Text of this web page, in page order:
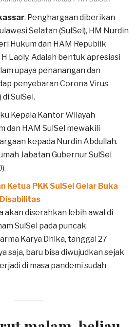
. Penghargaan diberikan
Selatan (SulSel), HM Nurdin
Hukum dan HAM Republik
Laoly. Adalah bentuk apresiasi
upaya penanangan dan
penyebaran Corona Virus
di SulSel.
Kepala Kantor Wilayah
dan HAM SulSel mewakili
kepada Nurdin Abdullah.
Jabatan Gubernur SulSel
Ketua PKK SulSel Gelar Buka
akan diserahkan lebih awal di
SulSel pada puncak
Karya Dhika, tanggal 27
saja, baru bisa diwujudkan sejak
di masa pandemi sudah